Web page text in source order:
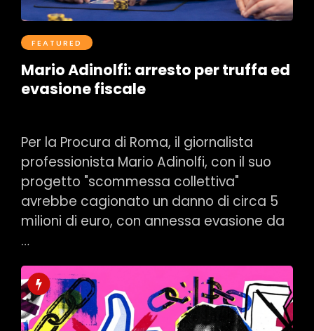
FEATURED
Mario Adinolfi: arresto per truffa ed
evasione fiscale
Per la Procura di Roma, il giornalista
professionista Mario Adinolfi, con il suo
progetto "scommessa collettiva"
avrebbe cagionato un danno di circa 5
milioni di euro, con annessa evasione da
…